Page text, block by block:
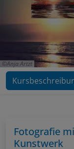
Anja Artzt
Fotografie
Kunstwerk